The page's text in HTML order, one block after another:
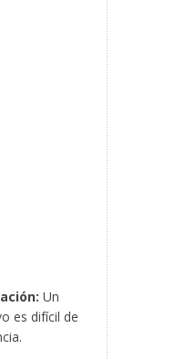
Un
es difícil de